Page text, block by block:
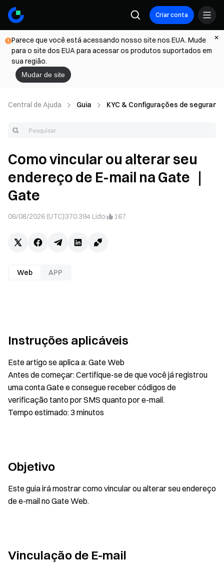
Criar conta
Parece que você está acessando nosso site nos EUA. Mude
para o site dos EUA para acessar os produtos suportados em
sua região.
Mudar de site
Central de Ajuda Guia KYC & Configurações de
Como vincular ou alterar seu
endereço de E-mail na Gate ｜
Gate
06/08/2026 (UTC)370.394 Lido 167
Web APP
Instruções aplicáveis
Este artigo se aplica a: Gate Web
Antes de começar: Certifique-se de que você já registrou
uma conta Gate e consegue receber códigos de
verificação tanto por SMS quanto por e-mail.
Tempo estimado: 3 minutos
Objetivo
Este guia irá mostrar como vincular ou alterar seu endereço
de e-mail no Gate Web.
Vinculação de E-mail